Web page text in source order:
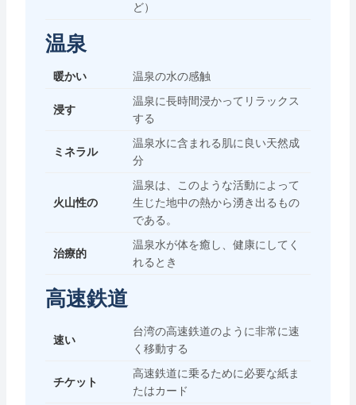
ど）
温泉
暖かい 温泉の水の感触
浸す
温泉に長時間浸かってリラックス
する
ミネラル
温泉水に含まれる肌に良い天然成
分
火山性の
温泉は、このような活動によって
生じた地中の熱から湧き出るもの
である。
治療的
温泉水が体を癒し、健康にしてく
れるとき
高速鉄道
速い
台湾の高速鉄道のように非常に速
く移動する
チケット
高速鉄道に乗るために必要な紙ま
たはカード